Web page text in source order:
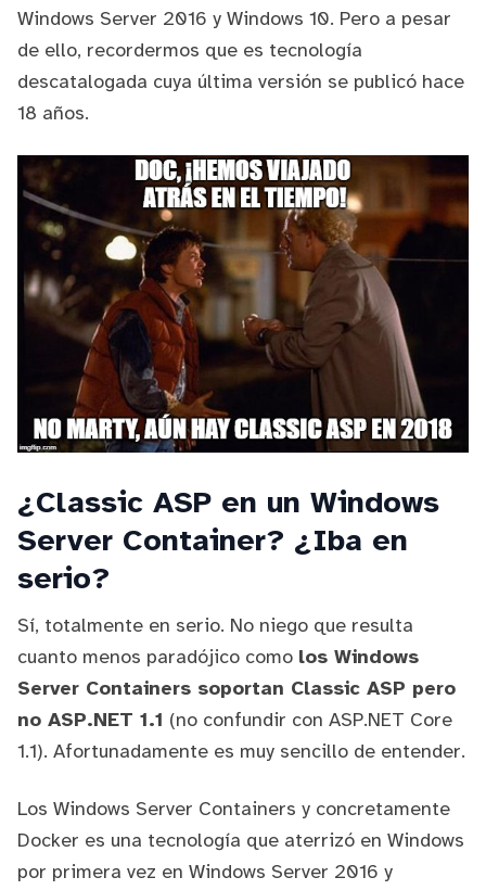
Windows Server 2016 y Windows 10. Pero a pesar
de ello, recordermos que es tecnología
descatalogada cuya última versión se publicó hace
18 años.
¿Classic ASP en un Windows
Server Container? ¿Iba en
serio?
Sí, totalmente en serio. No niego que resulta
cuanto menos paradójico como los Windows
Server Containers soportan Classic ASP pero
no ASP.NET 1.1 (no confundir con ASP.NET Core
1.1). Afortunadamente es muy sencillo de entender.
Los Windows Server Containers y concretamente
Docker es una tecnología que aterrizó en Windows
por primera vez en Windows Server 2016 y